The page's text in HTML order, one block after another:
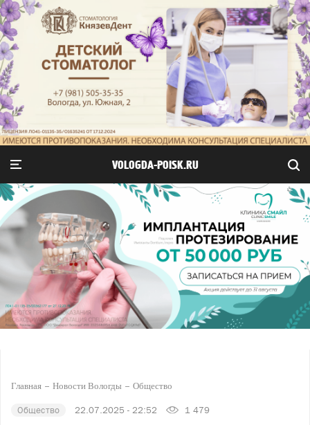
VOLOGDA-POISK.RU
Главная Новости Вологды Общество
Общество 22.07.2025 - 22:52 1 479